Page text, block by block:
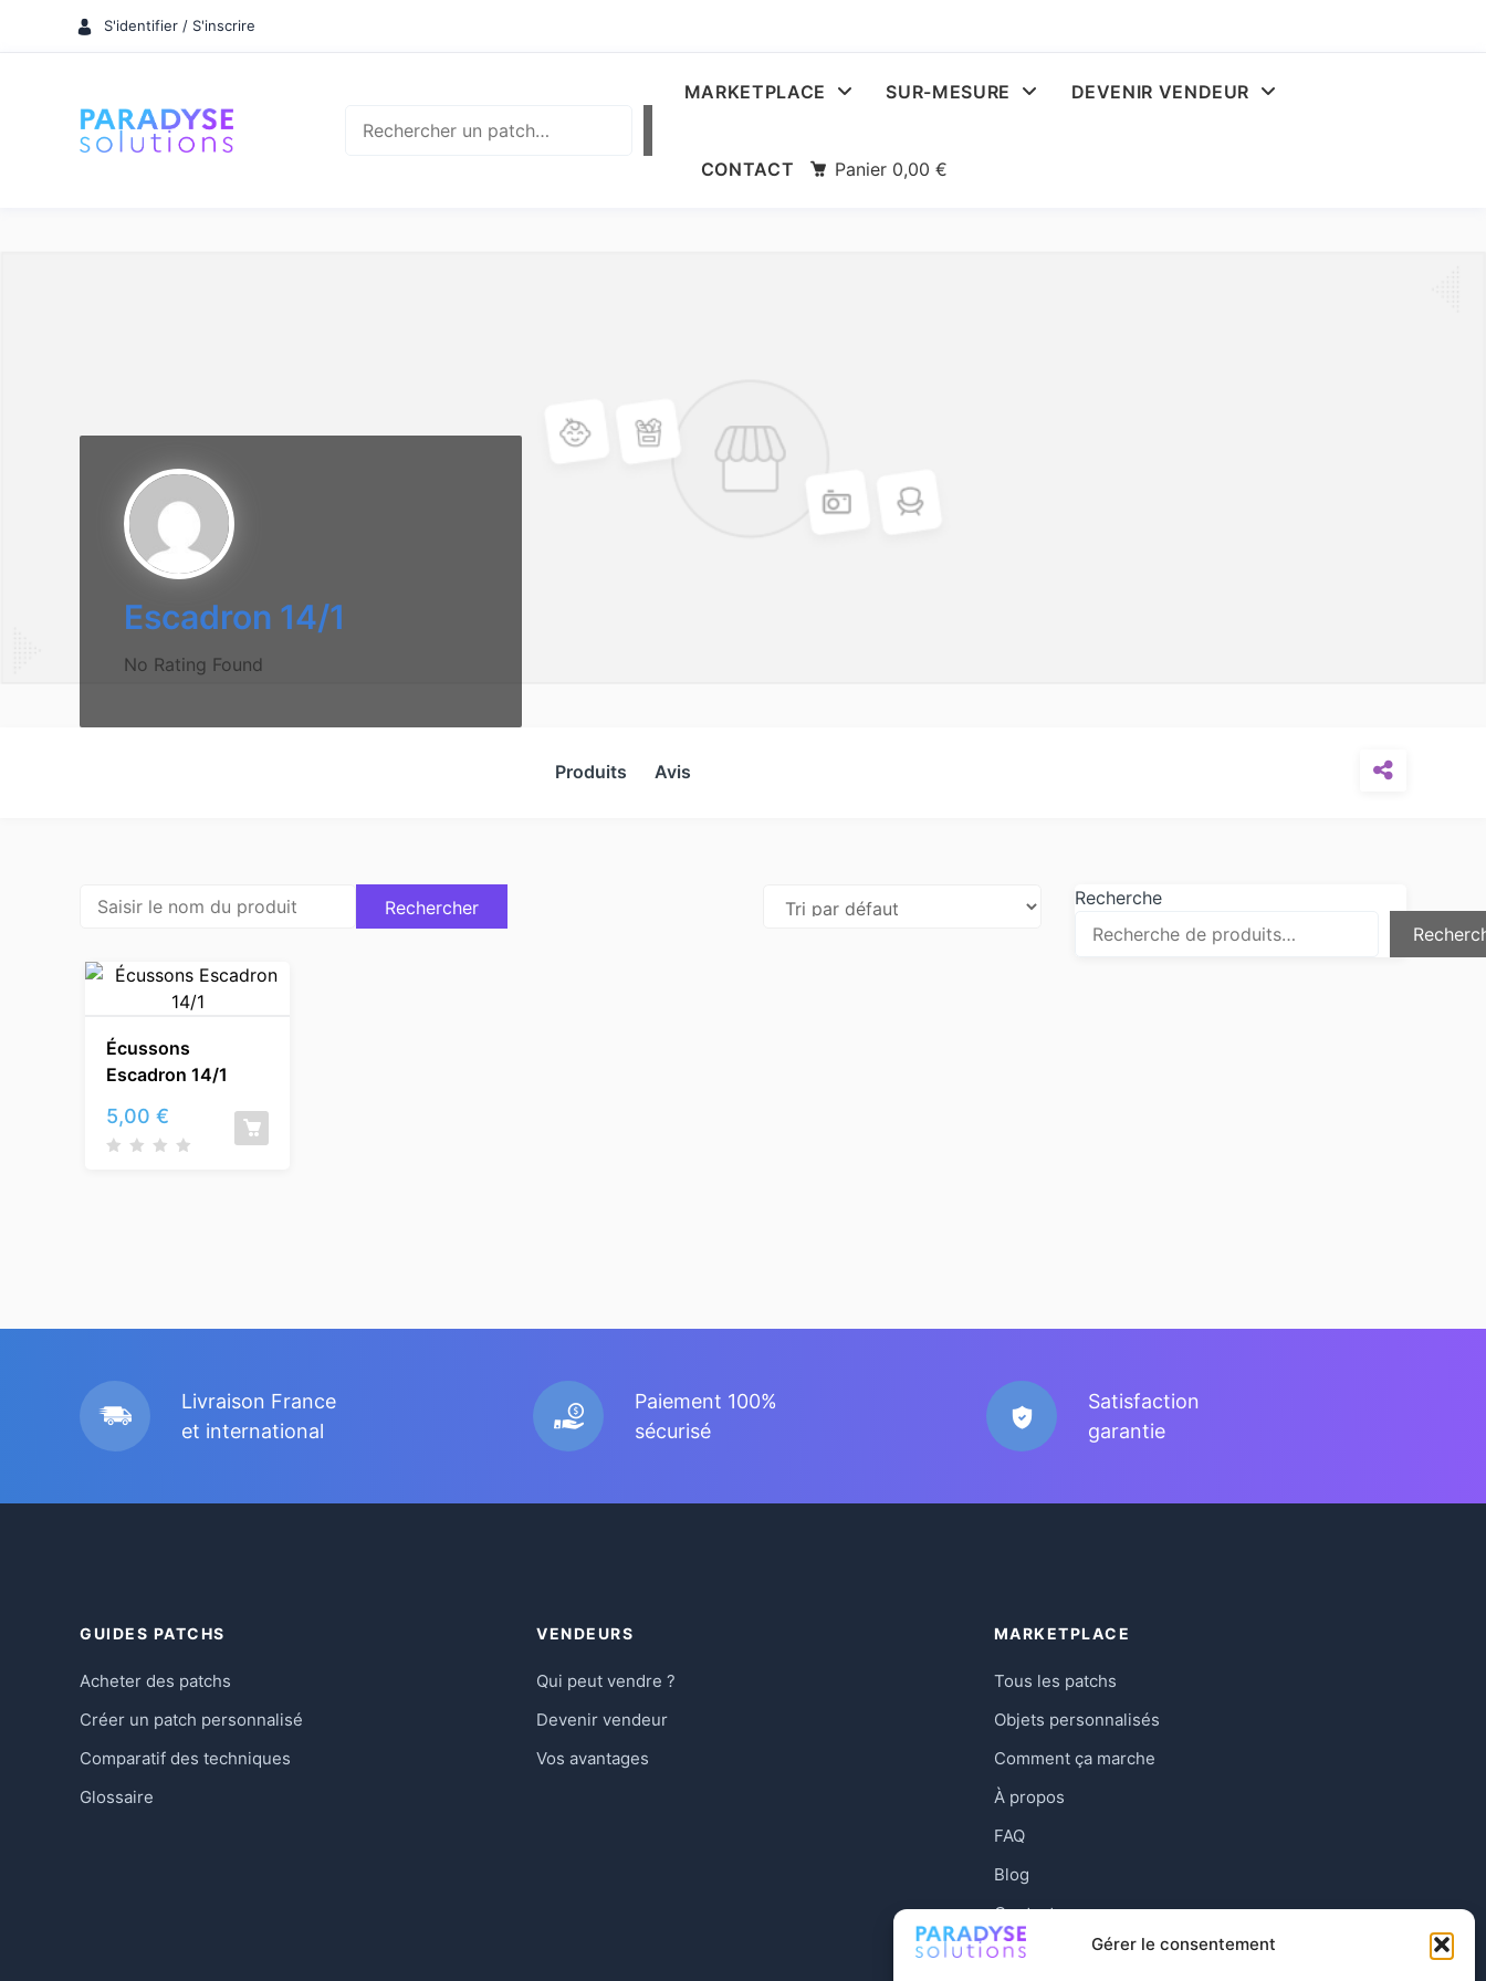
Gérer le consentement
S'identifier / S'inscrire
MARKETPLACE SUR-MESURE DEVENIR VENDEUR
CONTACT Panier 0,00€
Escadron 14/1
No Rating Found
Produits Avis
Écussons
Escadron 14/1
5,00 €
Recherche
Livraison France
et international
Paiement 100%
sécurisé
Satisfaction
garantie
GUIDES PATCHS
Acheter des patchs
Créer un patch personnalisé
Comparatif des techniques
Glossaire
VENDEURS
Qui peut vendre ?
Devenir vendeur
Vos avantages
MARKETPLACE
Tous les patchs
Objets personnalisés
Comment ça marche
À propos
FAQ
Blog
Contact